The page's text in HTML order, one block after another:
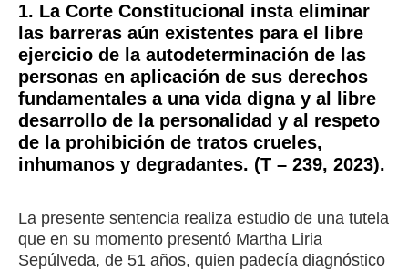
1. La Corte Constitucional insta eliminar
las barreras aún existentes para el libre
ejercicio de la autodeterminación de las
personas en aplicación de sus derechos
fundamentales a una vida digna y al libre
desarrollo de la personalidad y al respeto
de la prohibición de tratos crueles,
inhumanos y degradantes. (T – 239, 2023).
La presente sentencia realiza estudio de una tutela
que en su momento presentó Martha Liria
Sepúlveda, de 51 años, quien padecía diagnóstico